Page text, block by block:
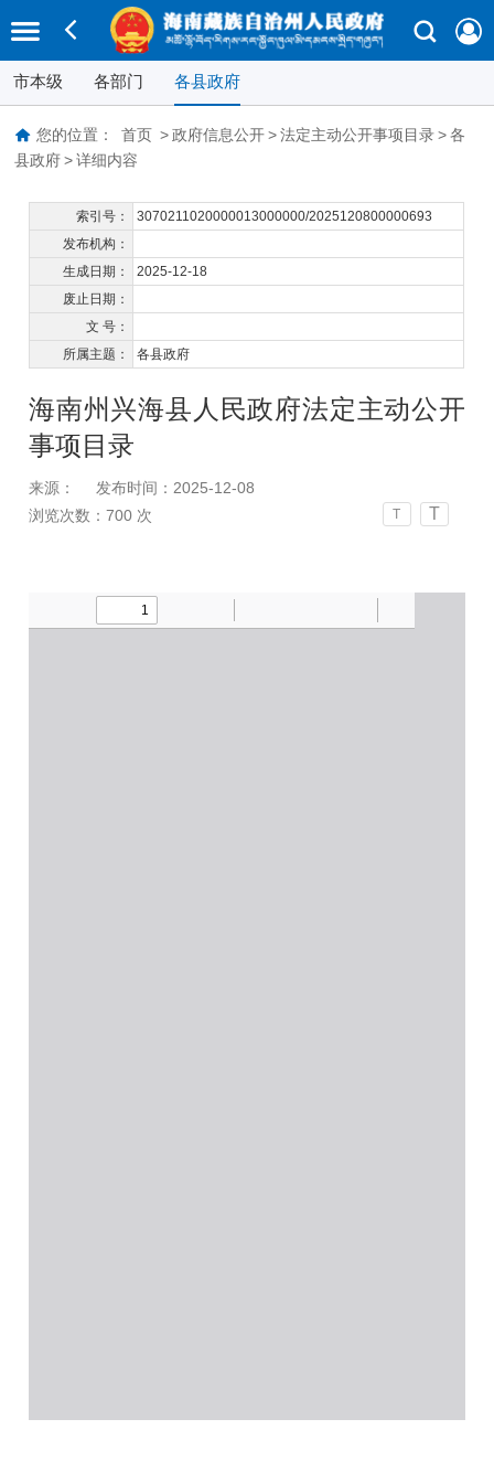
市本级 各部门 各县政府
您的位置： 首页 > 政府信息公开 > 法定主动公开事项目录 > 各
县政府 > 详细内容
索引号：
3070211020000013000000/2025120800000693
发布机构：
生成日期：
2025-12-18
废止日期：
文 号：
所属主题：
各县政府
海南州兴海县人民政府法定主动公开
事项目录
来源：
发布时间：2025-12-08
浏览次数：700 次 T T